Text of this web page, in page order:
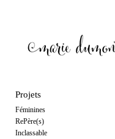
Projets
Féminines
RePère(s)
Inclassable